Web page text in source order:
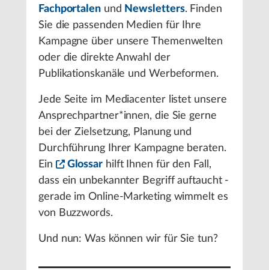
Fachportalenund Newsletters. Finden
Sie die passenden Medien für Ihre
Kampagne über unsere Themenwelten
oder die direkte Anwahl der
Publikationskanäle und Werbeformen.
Jede Seite im Mediacenter listet unsere
Ansprechpartner*innen, die Sie gerne
bei der Zielsetzung, Planung und
Durchführung Ihrer Kampagne beraten.
Ein
Glossar hilft Ihnen für den Fall,
dass ein unbekannter Begriff auftaucht -
gerade im Online-Marketing wimmelt es
von Buzzwords.
Und nun: Was können wir für Sie tun?